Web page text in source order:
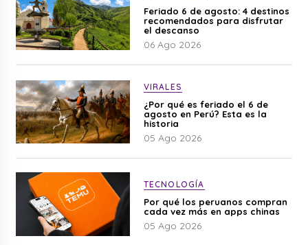
Feriado 6 de agosto: 4 destinos
recomendados para disfrutar
el descanso
06 Ago 2026
VIRALES
¿Por qué es feriado el 6 de
agosto en Perú? Esta es la
historia
05 Ago 2026
TECNOLOGÍA
Por qué los peruanos compran
cada vez más en apps chinas
05 Ago 2026